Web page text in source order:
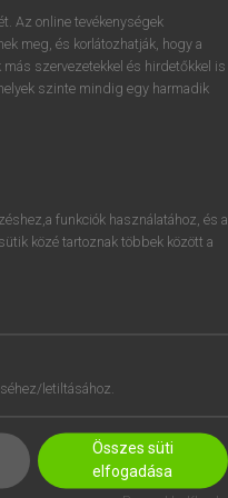
elindításához
ésbelépek.
Az online tevékenységek
meg, és korlátozhatják, hogy a
szervezetekkel és hirdetőkkel is
szinte mindig egy harmadik
funkciók használatához, és a
közé tartoznak többek között a
letiltásához.
Összes süti
elfogadása